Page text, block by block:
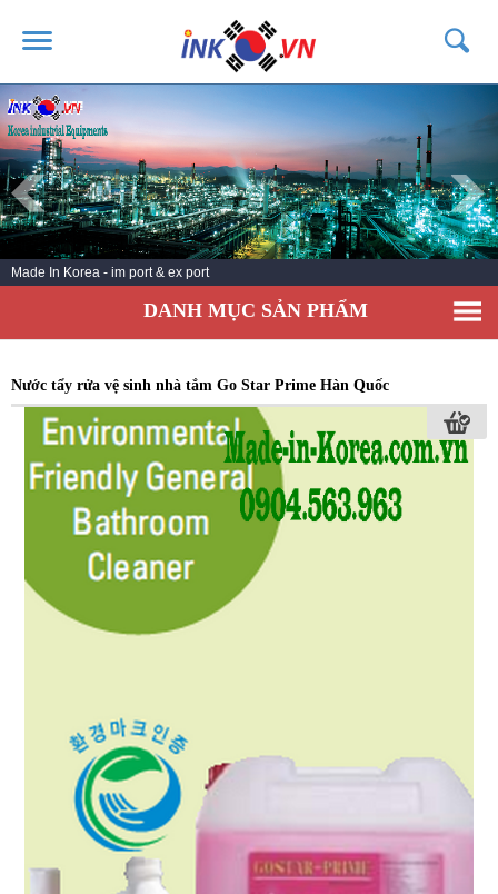
TRANG CHỦ
GIỚI THIỆU
SẢN PHẨM
DỊCH VỤ
TIN TỨC
KHÁCH HÀNG
Made In Korea - im port & ex port
DANH MỤC SẢN PHẨM
Nước tẩy rửa vệ sinh nhà tắm Go Star Prime Hàn Quốc